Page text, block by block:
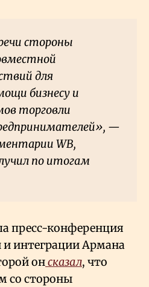
стороны
для
бизнесу и
торговли
—
WB,
по итогам
пресс-конференция
интеграции Армана
онсказал, что
со стороны